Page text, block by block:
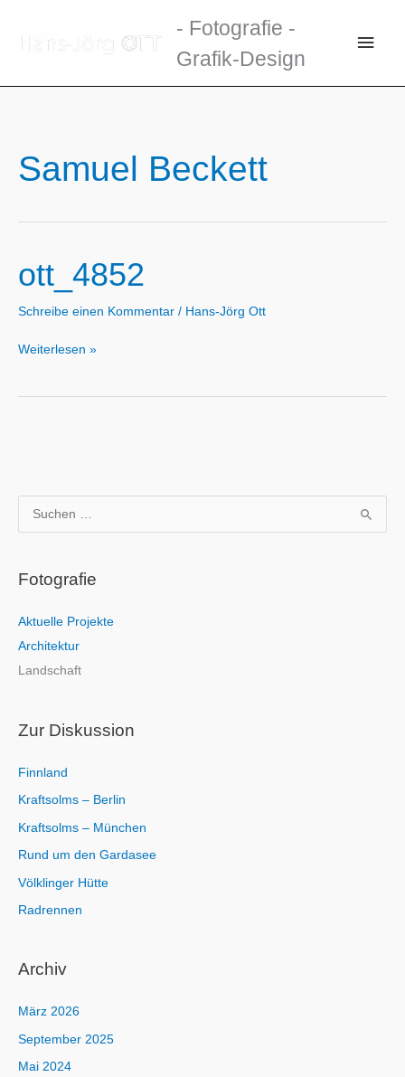
Inhalt
- Fotografie -
Grafik-Design
Samuel Beckett
ott_4852
Schreibe einen Kommentar / Hans-Jörg Ott
ott_4852
Weiterlesen »
u
h
n
n
a
h
Fotografie
Aktuelle Projekte
Architektur
Landschaft
Zur Diskussion
Finnland
Kraftsolms – Berlin
Kraftsolms – München
Rund um den Gardasee
Völklinger Hütte
Radrennen
Archiv
März 2026
September 2025
Mai 2024